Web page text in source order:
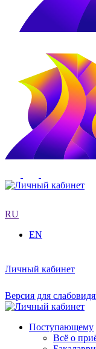
RU
EN
Личный кабинет
Версия для
Поступающему
Всё о